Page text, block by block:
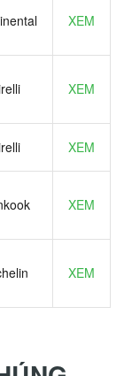
XEM
XEM
XEM
XEM
XEM